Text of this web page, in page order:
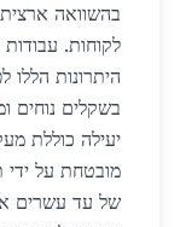
בהשוואה ארצית
לקוחות.
היתרונות הללו
בשקלים נוחים
יעילה כוללת
מובטחת על ידי
של עד עשרים